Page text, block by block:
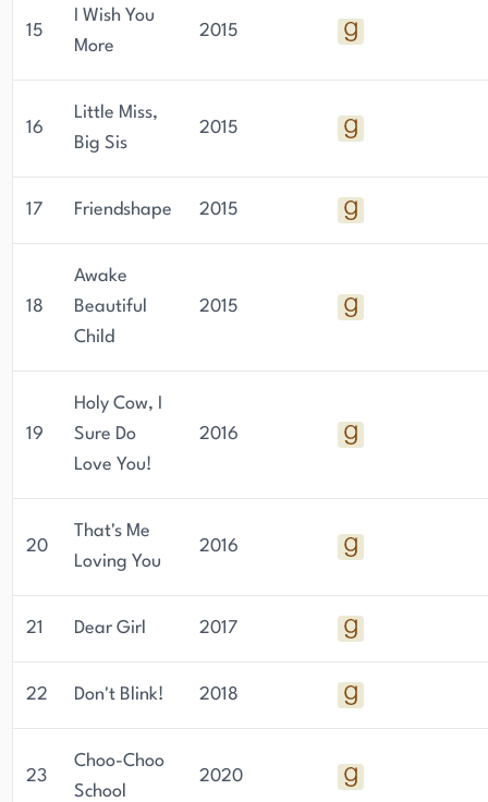
15
I Wish You
More
2015
16
Little Miss,
Big Sis
2015
17 Friendshape 2015
18
Awake
Beautiful
Child
2015
19
Holy Cow, I
Sure Do
Love You!
2016
20
That's Me
Loving You
2016
21 Dear Girl 2017
22 Don't Blink! 2018
23
Choo-Choo
School
2020